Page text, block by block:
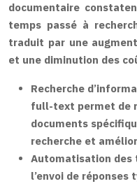
documentaire
temps passé à
traduit par une
et une diminution des
Recherche
full-text permet de
documents
recherche et
Automatisation des
l’envoi de